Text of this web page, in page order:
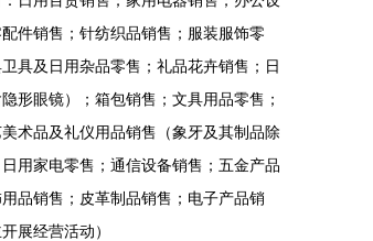
件销售；针纺织品销售；服装服饰零
具及日用杂品零售；礼品花卉销售；日
形眼镜）；箱包销售；文具用品零售；
术品及礼仪用品销售（象牙及其制品除
用家电零售；通信设备销售；五金产品
品销售；皮革制品销售；电子产品销
展经营活动）